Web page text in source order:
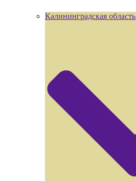
Калининградская область